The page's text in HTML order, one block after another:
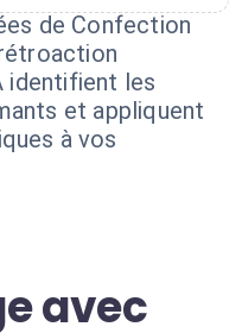
de Confection
identifient les
et appliquent
à vos
avec